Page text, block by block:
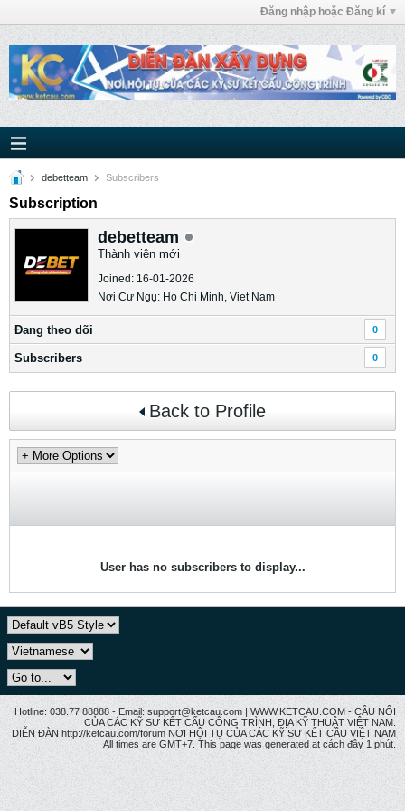
Đăng nhập hoặc Đăng kí
debetteam Subscribers
Subscription
debetteam
Thành viên mới
Joined: 16-01-2026
Nơi Cư Ngụ: Ho Chi Minh, Viet Nam
Ðang theo dõi 0
Subscribers 0
Back to Profile
User has no subscribers to display...
Hotline: 038.77 88888 - Email: support@ketcau.com | WWW.KETCAU.COM - CẦU NỐI
CỦA CÁC KỸ SƯ KẾT CẤU CÔNG TRÌNH, ĐỊA KỸ THUẬT VIỆT NAM.
DIỄN ĐÀN http://ketcau.com/forum NƠI HỘI TỤ CỦA CÁC KỸ SƯ KẾT CÂU VIỆT NAM
All times are GMT+7. This page was generated at cách đây 1 phút.